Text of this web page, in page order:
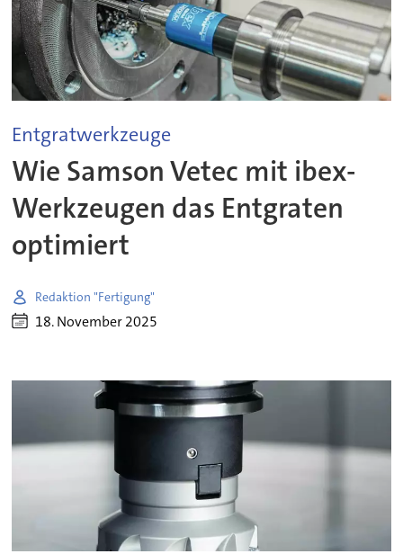
Entgratwerkzeuge
Wie Samson Vetec mit ibex-
Werkzeugen das Entgraten
optimiert
Redaktion "Fertigung"
18. November 2025